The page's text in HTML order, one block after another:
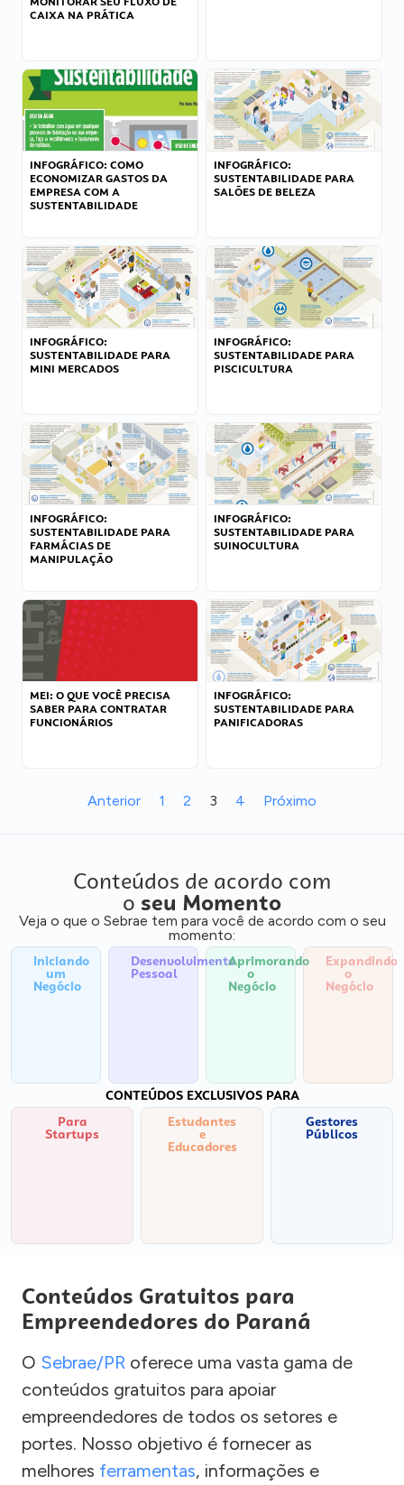
CAIXA NA PRÁTICA
INFOGRÁFICO: COMO
ECONOMIZAR GASTOS DA
EMPRESA COM A
SUSTENTABILIDADE
INFOGRÁFICO:
SUSTENTABILIDADE PARA
SALÕES DE BELEZA
INFOGRÁFICO:
SUSTENTABILIDADE PARA
MINI MERCADOS
INFOGRÁFICO:
SUSTENTABILIDADE PARA
PISCICULTURA
INFOGRÁFICO:
SUSTENTABILIDADE PARA
FARMÁCIAS DE
MANIPULAÇÃO
INFOGRÁFICO:
SUSTENTABILIDADE PARA
SUINOCULTURA
MEI: O QUE VOCÊ PRECISA
SABER PARA CONTRATAR
FUNCIONÁRIOS
INFOGRÁFICO:
SUSTENTABILIDADE PARA
PANIFICADORAS
Anterior 1 2 3 4 Próximo
Conteúdos de acordo com
o seu Momento
Veja o que o Sebrae tem para você de acordo com o seu
momento:
Iniciando
um
Negócio
Desenvolvimento
Pessoal
Aprimorando
o
Negócio
Expandindo
o
Negócio
CONTEÚDOS EXCLUSIVOS PARA
Para
Startups
Estudantes
e
Educadores
Gestores
Públicos
Conteúdos Gratuitos para
Empreendedores do Paraná
O Sebrae/PR oferece uma vasta gama de
conteúdos gratuitos para apoiar
empreendedores de todos os setores e
portes. Nosso objetivo é fornecer as
melhores ferramentas, informações e